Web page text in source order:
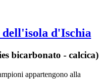
d'Ischia
bicarbonato - calcica)
appartengono alla